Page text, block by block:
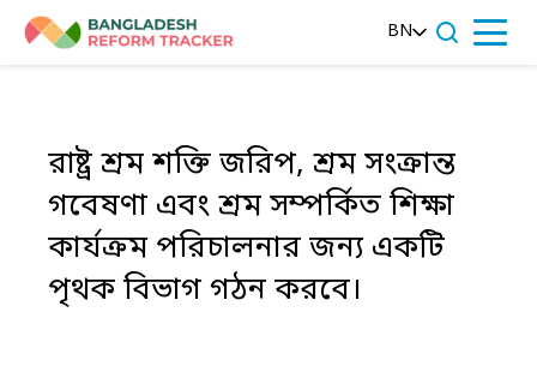
Skip
BN Menu
রাষ্ট্র শ্রম শক্তি জরিপ, শ্রম সংক্রান্ত
গবেষণা এবং শ্রম সম্পর্কিত শিক্ষা
কার্যক্রম পরিচালনার জন্য একটি
পৃথক বিভাগ গঠন করবে।